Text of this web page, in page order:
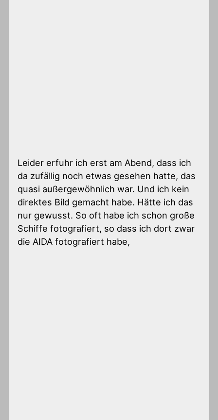
Leider erfuhr ich erst am Abend, dass ich
da zufällig noch etwas gesehen hatte, das
quasi außergewöhnlich war. Und ich kein
direktes Bild gemacht habe. Hätte ich das
nur gewusst. So oft habe ich schon große
Schiffe fotografiert, so dass ich dort zwar
die AIDA fotografiert habe,